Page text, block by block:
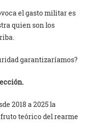
el gasto militar es
quien son los
garantizaríamos?
2018 a 2025 la
teórico del rearme